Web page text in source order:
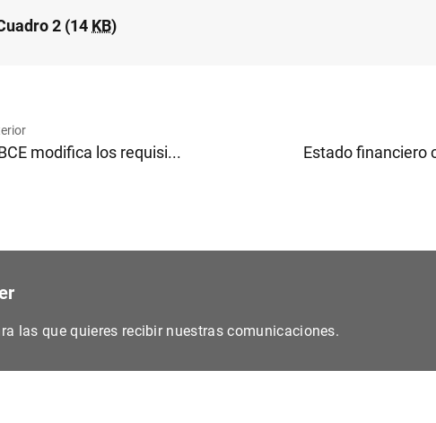
2 (14 KB)
modifica los requisi... Estado financiero
las que quieres recibir nuestras comunicaciones.